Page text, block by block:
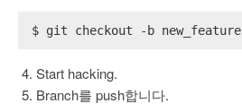
$ git checkout -b new_feature
Start hacking.
Branch를 push합니다.